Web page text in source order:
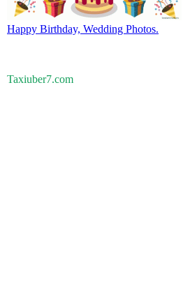
Happy Birthday, Wedding Photos.
Taxiuber7.com